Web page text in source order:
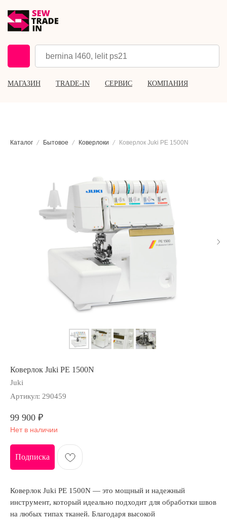
МАГАЗИН TRADE-IN СЕРВИС КОМПАНИЯ
Каталог Бытовое Коверлоки Коверлок Juki PE 1500N
Коверлок Juki PE 1500N
Juki
Артикул: 290459
99 900 ₽
Нет в наличии
Подписка
Коверлок Juki PE 1500N — это мощный и надежный
инструмент, который идеально подходит для обработки швов
на любых типах тканей. Благодаря высокой